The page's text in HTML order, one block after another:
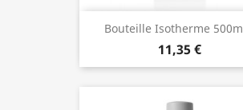
Bouteille Isotherme
11,35 €